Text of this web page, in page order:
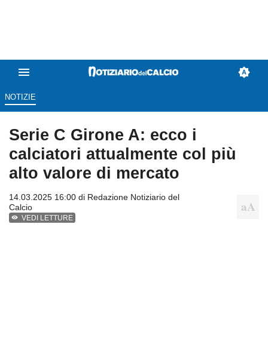
NOTIZIE
Serie C Girone A: ecco i
calciatori attualmente col più
alto valore di mercato
14.03.2025 16:00 di Redazione Notiziario del
Calcio
VEDI LETTURE